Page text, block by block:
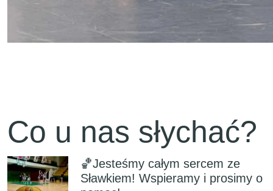
Co u nas słychać?
🏀Jesteśmy całym sercem ze
Sławkiem! Wspieramy i prosimy o